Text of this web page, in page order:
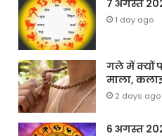
7 अगस्त
1 day ago
गले में क्यों
माला,
2 days ago
6 अगस्त